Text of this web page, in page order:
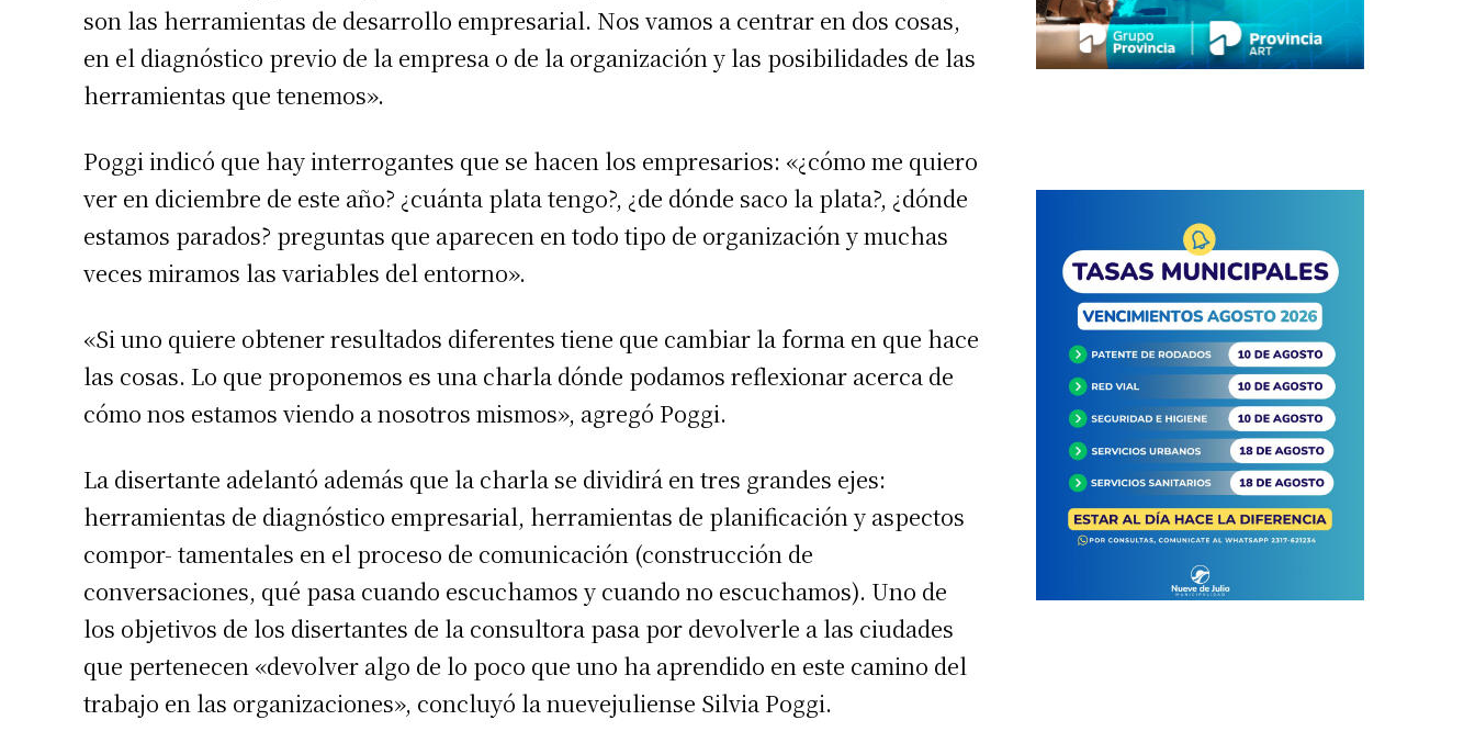
* Requerido
Dirección de correo electrónico
Apellidos
Número de teléfono
son las herramientas de desarrollo empresarial. Nos vamos a centrar en dos cosas,
en el diagnóstico previo de la empresa o de la organización y las posibilidades de las
herramientas que tenemos».
Poggi indicó que hay interrogantes que se hacen los empresarios: «¿cómo me quiero
ver en diciembre de este año? ¿cuánta plata tengo?, ¿de dónde saco la plata?, ¿dónde
estamos parados? preguntas que aparecen en todo tipo de organización y muchas
veces miramos las variables del entorno».
«Si uno quiere obtener resultados diferentes tiene que cambiar la forma en que hace
las cosas. Lo que proponemos es una charla dónde podamos reflexionar acerca de
cómo nos estamos viendo a nosotros mismos», agregó Poggi.
La disertante adelantó además que la charla se dividirá en tres grandes ejes:
herramientas de diagnóstico empresarial, herramientas de planificación y aspectos
compor- tamentales en el proceso de comunicación (construcción de
conversaciones, qué pasa cuando escuchamos y cuando no escuchamos). Uno de
los objetivos de los disertantes de la consultora pasa por devolverle a las ciudades
que pertenecen «devolver algo de lo poco que uno ha aprendido en este camino del
trabajo en las organizaciones», concluyó la nuevejuliense Silvia Poggi.